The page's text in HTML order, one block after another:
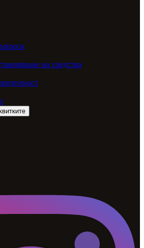
на средства